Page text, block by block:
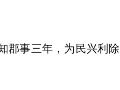
事三年，为民兴利除